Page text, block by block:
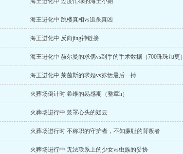
海王进化中 跳楼真相vs追杀真凶
海王进化中 反向jing神链接
海王进化中 赫尔曼的求偶vs到手的手术数据（700珠珠加更）
海王进化中 莱茵斯的求婚vs苏恬最后一搏
火葬场倒计时 希维的易感期（整章h）
火葬场进行中 笼罩心头的疑云
火葬场进行时 不称职的守护者，不知廉耻的背叛者
火葬场进行中 无法联系上的少女vs虫族的妥协